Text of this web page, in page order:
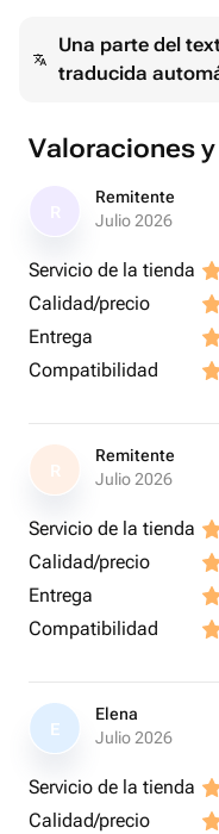
человека.
🔸 Ароматные,
🔸 Доставка день в
Цвет и степень
Una parte del
traducida
Valoraciones
Remitente
Julio 2026
Servicio de la tienda
Calidad/precio
Entrega
Compatibilidad
R
Remitente
Julio 2026
Servicio de la tienda
Calidad/precio
Entrega
Compatibilidad
E
Elena
Julio 2026
Servicio de la tienda
Calidad/precio